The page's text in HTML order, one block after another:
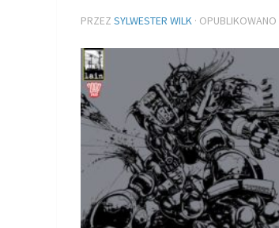
PRZEZ SYLWESTER WILK · OPUBLIKOWANO